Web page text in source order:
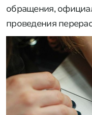
обращения,
проведения